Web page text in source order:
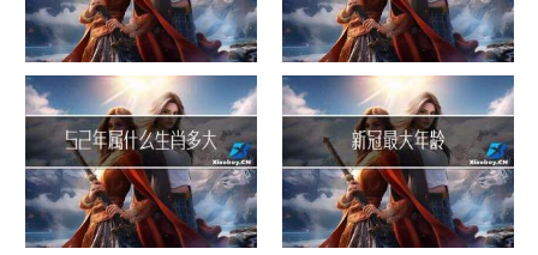
化妆师最大年龄 大年什么电视剧